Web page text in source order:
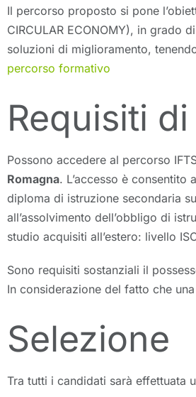
Il percorso proposto si pone
CIRCULAR ECONOMY), in grado
soluzioni di miglioramento,
percorso formativo
Requisiti
Possono accedere al percorso
Romagna. L’accesso è
diploma di istruzione secondaria
all’assolvimento dell’obbligo di
studio acquisiti all’estero: livello
Sono requisiti sostanziali il
In considerazione del fatto che
Selezione
Tra tutti i candidati sarà effettuata